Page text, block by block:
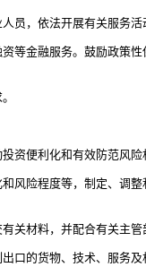
员，依法开展有关服务活
等金融服务。鼓励政策
资便利化和有效防范风险
风险程度等，制定、调
关材料，并配合有关主管
口的货物、技术、服务及